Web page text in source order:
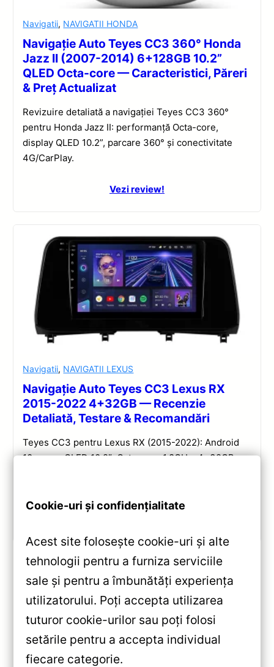
Navigatii, NAVIGATII HONDA
Navigație Auto Teyes CC3 360° Honda
Jazz II (2007-2014) 6+128GB 10.2”
QLED Octa-core — Caracteristici, Păreri
& Preț Actualizat
Revizuire detaliată a navigației Teyes CC3 360°
pentru Honda Jazz II: performanță Octa-core,
display QLED 10.2”, parcare 360° și conectivitate
4G/CarPlay.
Vezi review!
Navigatii, NAVIGATII LEXUS
Navigație Auto Teyes CC3 Lexus RX
2015-2022 4+32GB — Recenzie
Detaliată, Testare & Recomandări
Teyes CC3 pentru Lexus RX (2015-2022): Android
10, ecran QLED 10.2″, Octa-core 1.8GHz, 4+32GB,
«Navigatie Auto Teyes X1 4G
SsangYong Tivoli 2015-2019
2+32GB 9″ IPS Octa-core
1.6GHz — Recenzie Detaliată,
Cookie-uri și confidențialitate
Acest site folosește cookie-uri și alte
tehnologii pentru a furniza serviciile
sale și pentru a îmbunătăți experiența
utilizatorului. Poți accepta utilizarea
tuturor cookie-urilor sau poți folosi
setările pentru a accepta individual
fiecare categorie.